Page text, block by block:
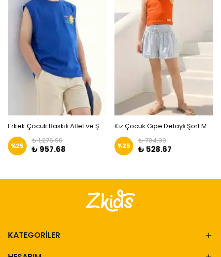
Erkek Çocuk Baskılı Atlet ve Şort Takım Sax|ZKİDS
%25
₺ 1,276.90
₺ 957.68
Kız Çocuk Gipe Detaylı Şort Mavi|ZKİDS
%25
₺ 704.90
₺ 528.67
KATEGORİLER